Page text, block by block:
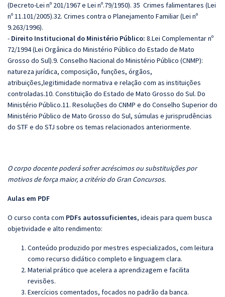
(Decreto-Lei nº 201/1967 e Lei nº.79/1950). 35 Crimes falimentares (Lei
nº 11.101/2005).32. Crimes contra o Planejamento Familiar (Lei nº
9.263/1996).
- Direito Institucional do Ministério Público: 8.Lei Complementar nº
72/1994 (Lei Orgânica do Ministério Público do Estado de Mato
Grosso do Sul).9. Conselho Nacional do Ministério Público (CNMP):
natureza jurídica, composição, funções, órgãos,
atribuições,legitimidade normativa e relação com as instituições
controladas.10. Constituição do Estado de Mato Grosso do Sul. Do
Ministério Público.11. Resoluções do CNMP e do Conselho Superior do
Ministério Público de Mato Grosso do Sul, súmulas e jurisprudências
do STF e do STJ sobre os temas relacionados anteriormente.
O corpo docente poderá sofrer acréscimos ou substituições por
motivos de força maior, a critério do Gran Concursos.
Aulas em PDF
O curso conta com PDFs autossuficientes, ideais para quem busca
objetividade e alto rendimento:
Conteúdo produzido por mestres especializados, com leitura
como recurso didático completo e linguagem clara.
Material prático que acelera a aprendizagem e facilita
revisões.
Exercícios comentados, focados no padrão da banca.